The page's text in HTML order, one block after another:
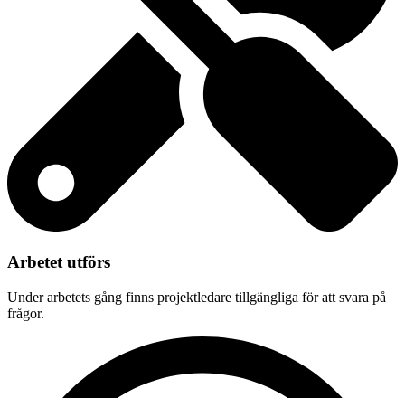
Arbetet utförs
Under arbetets gång finns projektledare tillgängliga för att svara på
frågor.